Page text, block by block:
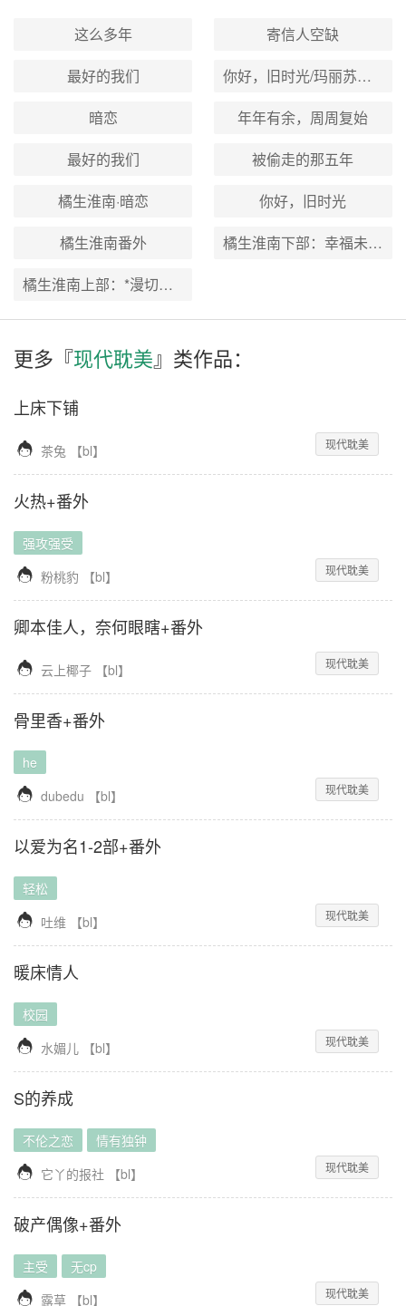
这么多年
寄信人空缺
最好的我们
你好，旧时光/玛丽苏病例报告
暗恋
年年有余，周周复始
最好的我们
被偷走的那五年
橘生淮南·暗恋
你好，旧时光
橘生淮南番外
橘生淮南下部：幸福未必回头是岸
橘生淮南上部：*漫切忌狗尾续貂
更多『现代耽美』类作品：
上床下铺
 茶兔 【bl】 现代耽美
火热+番外
强攻强受
 粉桃豹 【bl】 现代耽美
卿本佳人，奈何眼瞎+番外
 云上椰子 【bl】 现代耽美
骨里香+番外
he
 dubedu 【bl】 现代耽美
以爱为名1-2部+番外
轻松
 吐维 【bl】 现代耽美
暖床情人
校园
 水媚儿 【bl】 现代耽美
S的养成
不伦之恋 情有独钟
 它丫的报社 【bl】 现代耽美
破产偶像+番外
主受 无cp
 露草 【bl】 现代耽美